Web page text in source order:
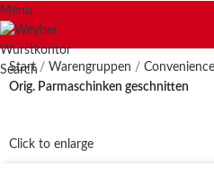
Menu
Search
Start Warengruppen
Convenience
Orig. Parmaschinken geschnitten
Click to enlarge